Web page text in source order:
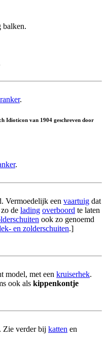
balken.
.
Idioticon van 1904 geschreven door
.
Vermoedelijk een vaartuig dat
de lading overboord te laten
ook zo genoemd
en zolderschuiten.]
model, met een kruiserhek.
ook als kippenkontje
Zie verder bij katten en